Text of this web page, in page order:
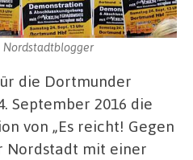
die Dortmunder
September 2016 die
von „Es reicht! Gegen
Nordstadt mit einer